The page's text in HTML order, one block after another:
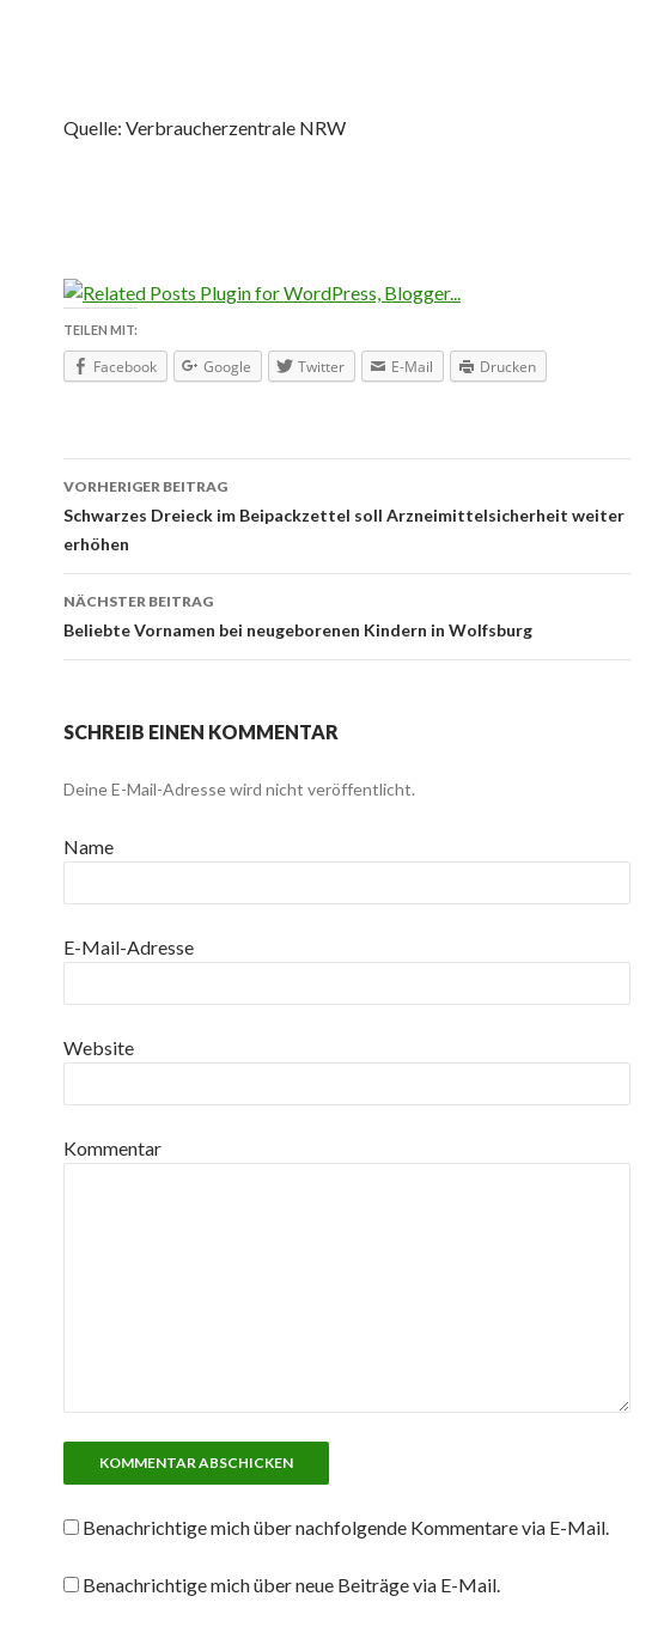
Quelle: Verbraucherzentrale NRW
TEILEN MIT:
Facebook Google Twitter E-Mail Drucken
Beitragsnavigation
VORHERIGER BEITRAG
Schwarzes Dreieck im Beipackzettel soll Arzneimittelsicherheit weiter
erhöhen
NÄCHSTER BEITRAG
Beliebte Vornamen bei neugeborenen Kindern in Wolfsburg
SCHREIB EINEN KOMMENTAR
Deine E-Mail-Adresse wird nicht veröffentlicht.
Name
E-Mail-Adresse
Website
Kommentar
Benachrichtige mich über nachfolgende Kommentare via E-Mail.
Benachrichtige mich über neue Beiträge via E-Mail.